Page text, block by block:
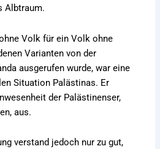
Albtraum.
Volk für ein Volk ohne
Varianten von der
ausgerufen wurde, war eine
Situation Palästinas. Er
der Palästinenser,
aus.
verstand jedoch nur zu gut,